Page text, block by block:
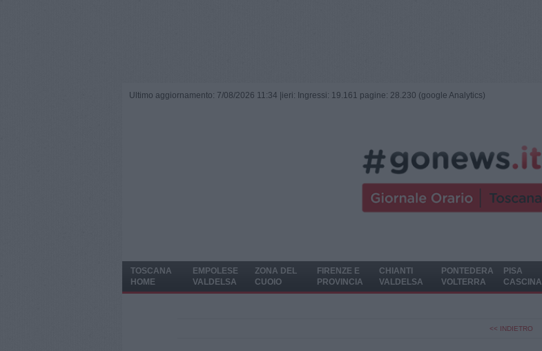
Ultimo aggiornamento: 7/08/2026 11:34 | ieri: Ingressi: 19.161 pagine: 28.230 (google Analytics)
TOSCANA
HOME
EMPOLESE
VALDELSA
ZONA DEL
CUOIO
FIRENZE E
PROVINCIA
CHIANTI
VALDELSA
PONTEDERA
VOLTERRA
PISA
CASCINA
<< INDIETRO